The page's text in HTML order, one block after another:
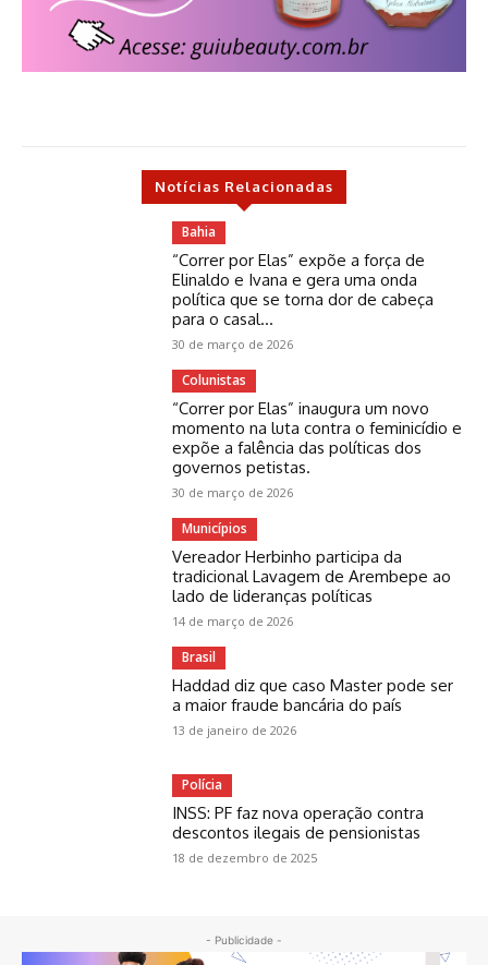
Notícias Relacionadas
Bahia
“Correr por Elas” expõe a força de
Elinaldo e Ivana e gera uma onda
política que se torna dor de cabeça
para o casal...
30 de março de 2026
Colunistas
“Correr por Elas” inaugura um novo
momento na luta contra o feminicídio e
expõe a falência das políticas dos
governos petistas.
30 de março de 2026
Municípios
Vereador Herbinho participa da
tradicional Lavagem de Arembepe ao
lado de lideranças políticas
14 de março de 2026
Brasil
Haddad diz que caso Master pode ser
a maior fraude bancária do país
13 de janeiro de 2026
Polícia
INSS: PF faz nova operação contra
descontos ilegais de pensionistas
18 de dezembro de 2025
- Publicidade -